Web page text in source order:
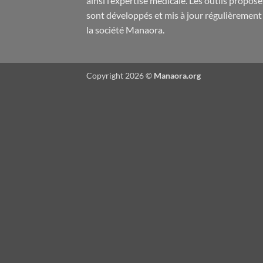
sont développés et mis à jour
la société Manaora
Copyright 2026 © Manaora.org